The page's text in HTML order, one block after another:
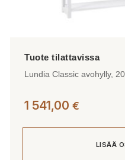
Lundia Classic avohylly,
1 541,00 €
LISÄÄ